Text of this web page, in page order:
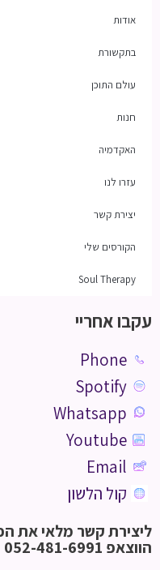
אודות
בתקשורת
עולם התוכן
חנות
האקדמיה
עזרו לנו
יצירת קשר
הקורסים שלי
Soul Therapy
עקבו אחריי
Phone
Spotify
Whatsapp
Youtube
Email
קול הלשון
ליצירת קשר מלאי את
הווצאפ 052-481-6991